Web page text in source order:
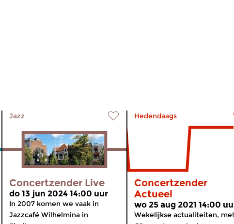
Jazz
Concertzender Live
do 13 jun 2024 14:00 uur
In 2007 komen we vaak in
Jazzcafé Wilhelmina in
Hedendaags
Concertzender
Actueel
wo 25 aug 2021 14:00
Wekelijkse actualiteiten,